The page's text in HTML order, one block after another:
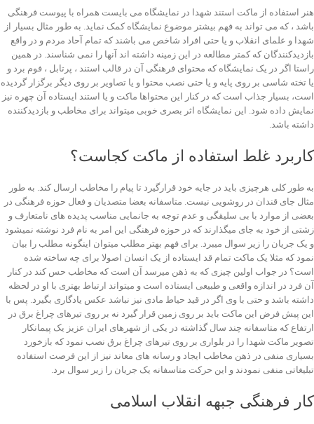
هنر استفاده از ماکت استند شهدا در نمایشگاه می بایست همراه با پیوست فرهنگی
باشد ، که می تواند به فهم بیشتر موضوع نمایشگاه کمک نماید. به طور مثال بسیار از
شهدا و علمای انقلاب و یا حتی افراد شاخص می باشند که تمام آحاد مردم و در واقع
بازدیدکنندگان که کمتر مطالعه در این زمینه داشته اند آنها را نمی شناسند. در همین
راستا اگر در یک نمایشگاه که محتوای فرهنگی آن در قالب استند ، پرتابل ، فوم برد و
یا تخته شاسی بر روی پایه و یا حتی نصب محتوا و یا تصاویر بر روی دیگر برگزار گردیده
است، بسیار جذاب است که در کنار این محتواها ماکت و یا استند ایستاده آن چهره نیز
نمایش داده شود. این نمایشگاه اثر بصری خوبی میتواند برای مخاطب و بازدیدکننده
داشته باشد.
کاربرد غلط استفاده از ماکت کجاست؟
به طور کلی هرچیزی باید در جایه خود قرارگیرد تا پیام را مخاطب ارسال کند. به طور
مثال جای قندان در روشویی نیست. متاسفانه بعضا متصدیان و فعال حوزه فرهنگی در
بعضی از موارد با بی سلیقگی و عدم توجه به جانمایی مناسب پدیده های نامتعارف و
زشتی از خود به جای میگذارند که در حوزه فرهنگی این امر به نام فرد نوشته نمیشود
و یک جریان را زیر سوال میبرد. برای فهم بهتر مطلب میتوان اینگونه مطلب را بیان
نمود که مثلا یک ماکت تمام قد ایستاده از یک انسان اصولا برای چه ساخته شده
است؟ در جواب اولین چیزی که به ذهن میرسد آن است که مخاطب حس کند در کنار
آن فرد در اندازه واقعی و طبیعی ایستاده است و میتواند ارتباط بهتری با او در لحظه
داشته باشد و حتی با وی اگر در قید حیاط مادی نیز نباشد عکس یادگاری بگیرد. پس با
این پیش فرض این ماکت باید بر روی زمین قرار گیرد نه بر روی تیرهای چراغ برق در
ارتفاع که متاسفانه چند سال گذاشته در یکی از شهرهای ایران عزیز یک پیمانکار
تصویر ماکت شهدا را در بلواری بر روی تیرهای چراغ برق نصب نمود که بازخورد
بسیاری منفی در ذهن مخاطب ایجاد و رسانه های معاند نیز از این فرصت استفاده
تبلیغاتی منفی نمودند و این حرکت متاسفانه یک جریان را زیر سوال برد.
کار فرهنگی جبهه انقلاب اسلامی